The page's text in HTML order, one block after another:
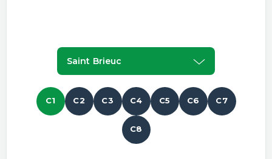
Saint Brieuc
C1 C2 C3 C4 C5 C6 C7
C8